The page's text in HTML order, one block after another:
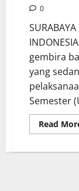
0
gembira
yang
Semester
Read